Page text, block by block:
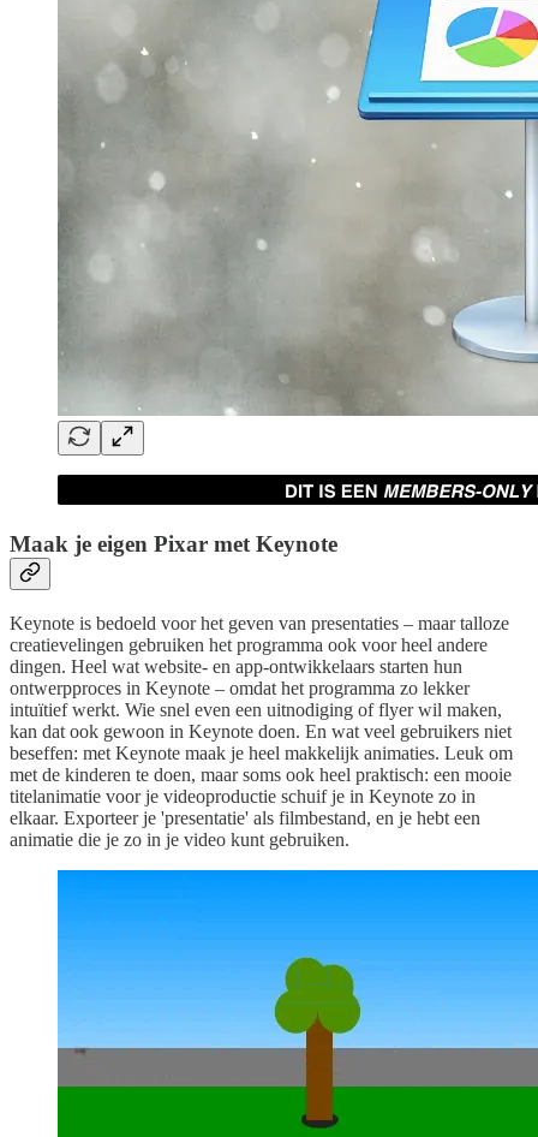
Maak je eigen Pixar met Keynote
Keynote is bedoeld voor het geven van presentaties – maar talloze
creatievelingen gebruiken het programma ook voor heel andere
dingen. Heel wat website- en app-ontwikkelaars starten hun
ontwerpproces in Keynote – omdat het programma zo lekker
intuïtief werkt. Wie snel even een uitnodiging of flyer wil maken,
kan dat ook gewoon in Keynote doen. En wat veel gebruikers niet
beseffen: met Keynote maak je heel makkelijk animaties. Leuk om
met de kinderen te doen, maar soms ook heel praktisch: een mooie
titelanimatie voor je videoproductie schuif je in Keynote zo in
elkaar. Exporteer je 'presentatie' als filmbestand, en je hebt een
animatie die je zo in je video kunt gebruiken.